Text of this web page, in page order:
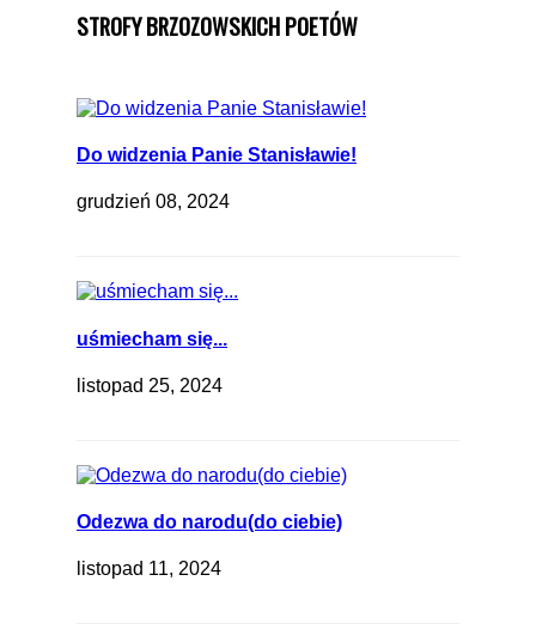
STROFY BRZOZOWSKICH POETÓW
Do widzenia Panie Stanisławie!
grudzień 08, 2024
uśmiecham się...
listopad 25, 2024
Odezwa do narodu(do ciebie)
listopad 11, 2024